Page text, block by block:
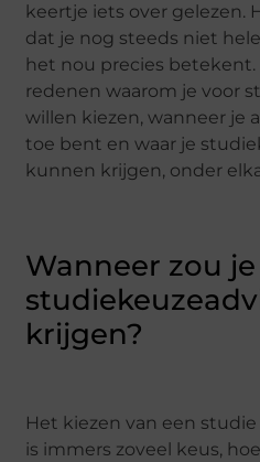
keertje iets over gelezen.
dat je nog steeds niet
het nou precies
redenen waarom je voor
willen kiezen, wanneer je
toe bent en waar je
kunnen krijgen, onder
Wanneer zou je
krijgen?
Het kiezen van een
is immers zoveel keus,